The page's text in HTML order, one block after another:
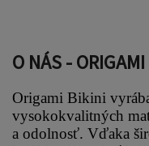
O NÁS -
Origami Bikini
vysokokvalitných
a odolnosť. Vďaka